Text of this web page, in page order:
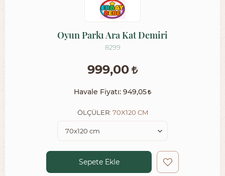
Oyun Parkı Ara Kat Demiri
8299
999,00
Havale Fiyatı: 949,05
ÖLÇÜLER: 70X120 CM
Sepete Ekle